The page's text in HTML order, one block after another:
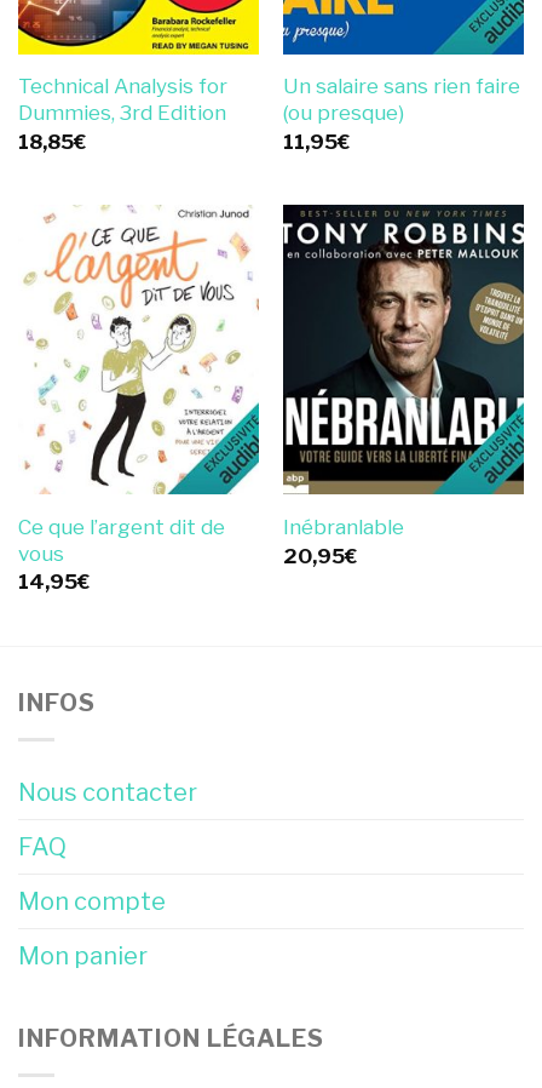
Technical Analysis for
Dummies, 3rd Edition
18,85€
Un salaire sans rien faire
(ou presque)
11,95€
Ce que l’argent dit de
vous
14,95€
Inébranlable
20,95€
INFOS
Nous contacter
FAQ
Mon compte
Mon panier
INFORMATION LÉGALES